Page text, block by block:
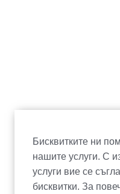
Бисквитките ни
нашите услуги. С
услуги вие се
бисквитки. За